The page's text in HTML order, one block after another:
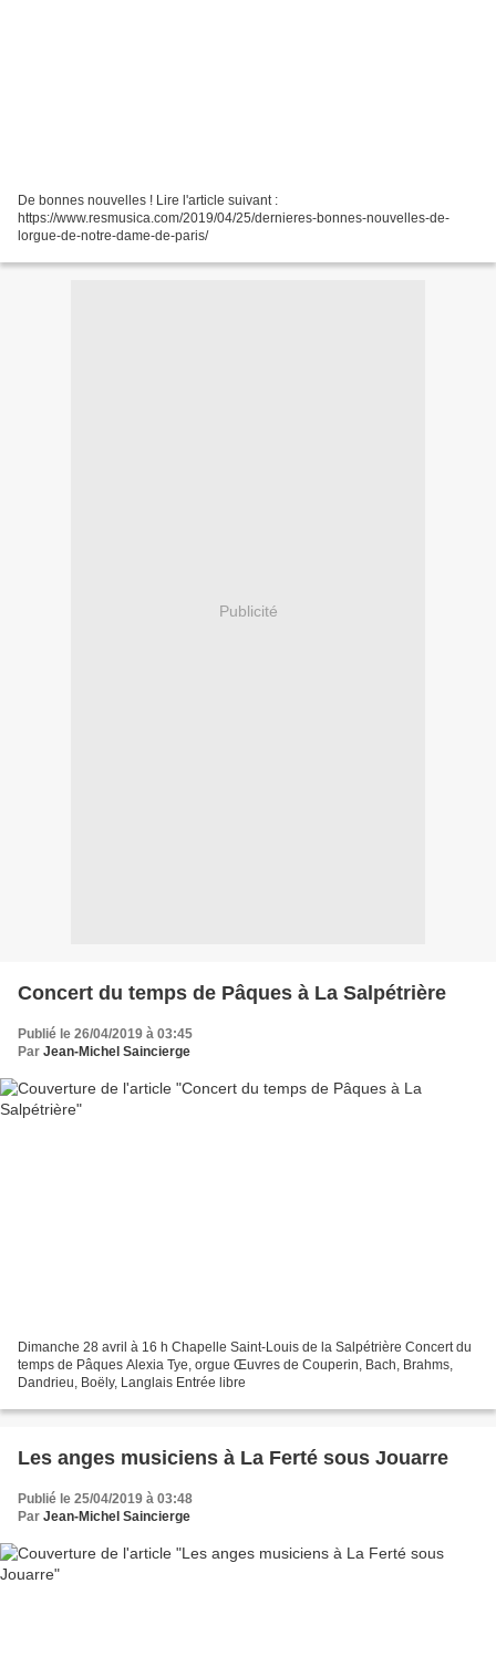
De bonnes nouvelles ! Lire l'article suivant :
https://www.resmusica.com/2019/04/25/dernieres-bonnes-nouvelles-de-
lorgue-de-notre-dame-de-paris/
Publicité
Concert du temps de Pâques à La Salpétrière
Publié le 26/04/2019 à 03:45
Par Jean-Michel Saincierge
Dimanche 28 avril à 16 h Chapelle Saint-Louis de la Salpétrière Concert du
temps de Pâques Alexia Tye, orgue Œuvres de Couperin, Bach, Brahms,
Dandrieu, Boëly, Langlais Entrée libre
Les anges musiciens à La Ferté sous Jouarre
Publié le 25/04/2019 à 03:48
Par Jean-Michel Saincierge